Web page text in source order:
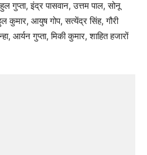
गुप्ता, इंद्र पासवान, उत्तम पाल, सोनू
कुमार, आयुष गोप, सत्येंद्र सिंह, गौरी
आर्यन गुप्ता, मिकी कुमार, शाहित हजारों